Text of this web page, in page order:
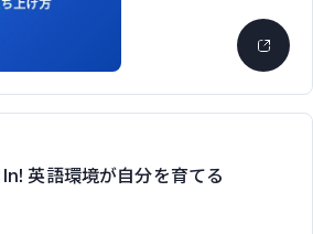
英語環境が自分を育てる